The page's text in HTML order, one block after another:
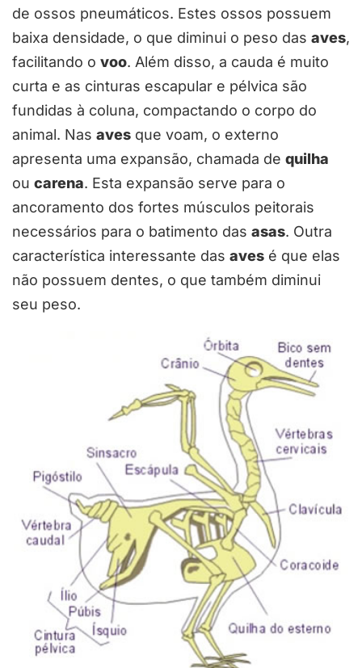
de ossos pneumáticos. Estes ossos possuem
baixa densidade, o que diminui o peso das aves,
facilitando o voo. Além disso, a cauda é muito
curta e as cinturas escapular e pélvica são
fundidas à coluna, compactando o corpo do
animal. Nas aves que voam, o externo
apresenta uma expansão, chamada de quilha
ou carena. Esta expansão serve para o
ancoramento dos fortes músculos peitorais
necessários para o batimento das asas. Outra
característica interessante das aves é que elas
não possuem dentes, o que também diminui
seu peso.